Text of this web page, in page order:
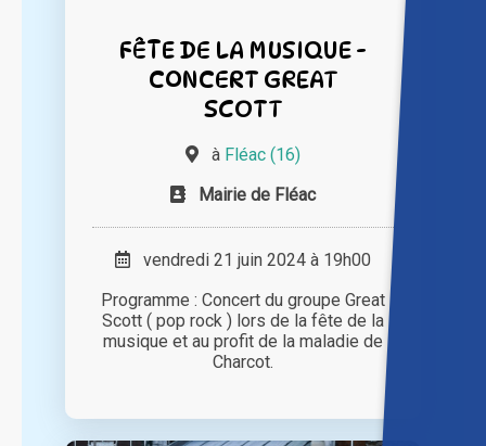
FÊTE DE LA MUSIQUE -
CONCERT GREAT
SCOTT
à Fléac (16)
Mairie de Fléac
vendredi 21 juin 2024 à 19h00
Programme : Concert du groupe Great
Scott ( pop rock ) lors de la fête de la
musique et au profit de la maladie de
Charcot.